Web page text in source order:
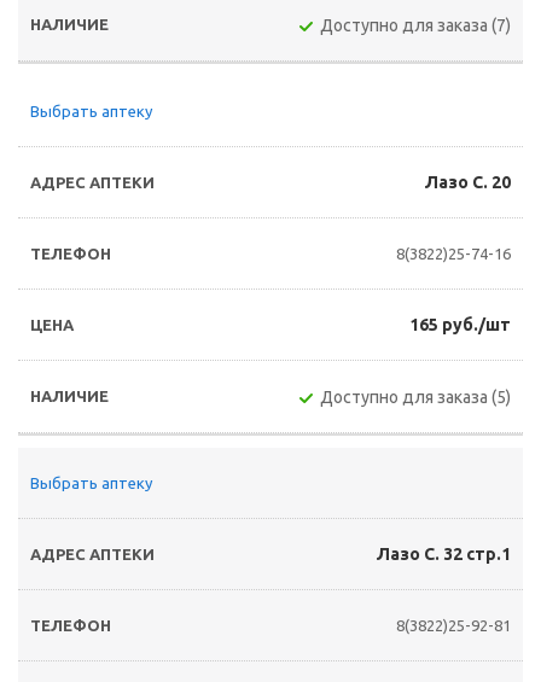
Доступно для заказа (7)
Выбрать аптеку
Лазо С. 20
8(3822)25-74-16
165 руб./шт
Доступно для заказа (5)
Выбрать аптеку
Лазо С. 32 стр.1
8(3822)25-92-81